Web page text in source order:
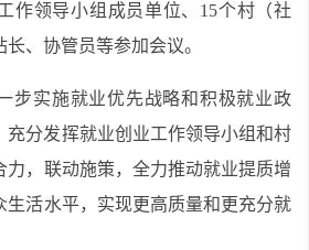
作领导小组成员单位、15个村（社
、协管员等参加会议。
步实施就业优先战略和积极就业政
充分发挥就业创业工作领导小组和村
力，联动施策，全力推动就业提质增
生活水平，实现更高质量和更充分就